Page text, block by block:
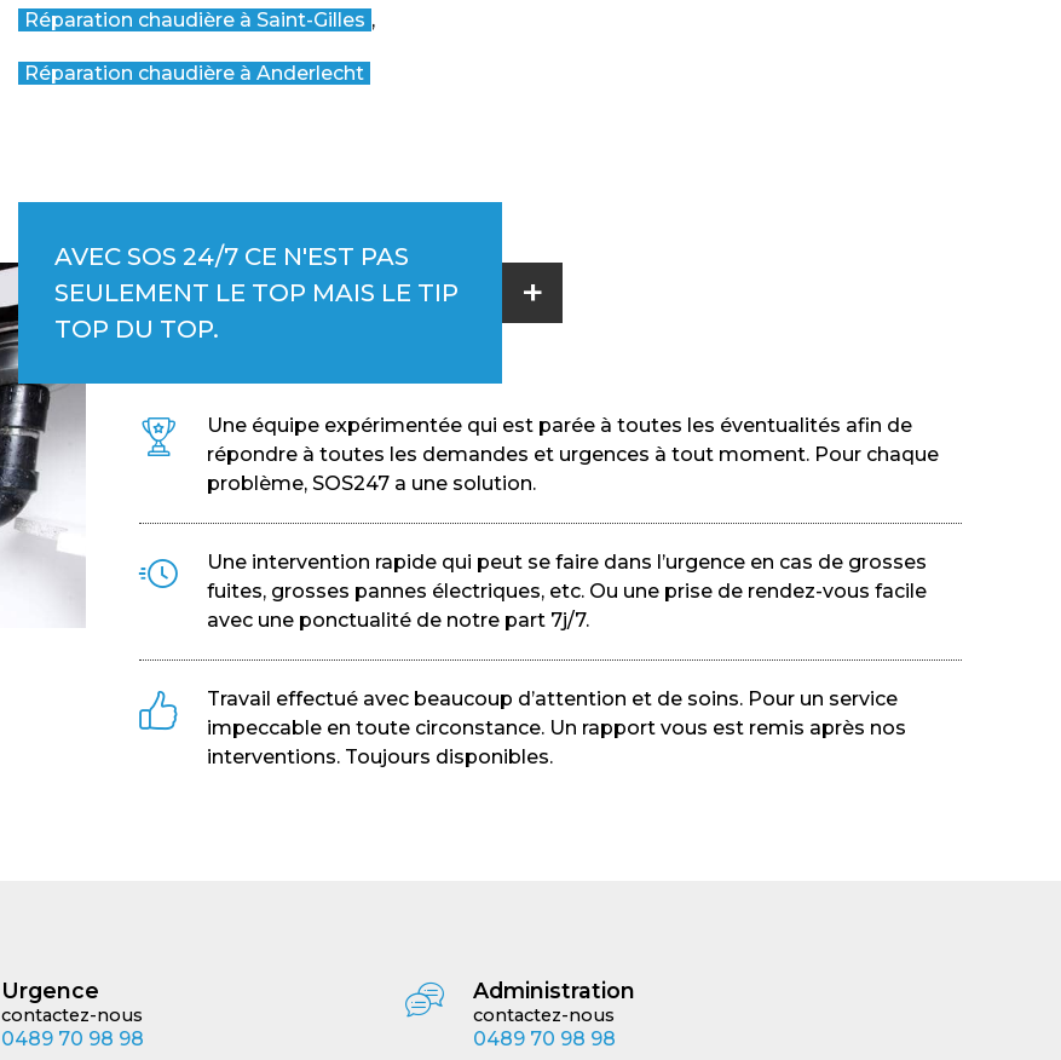
Réparation chaudière à Saint-Gilles ,
Réparation chaudière à Anderlecht
AVEC SOS 24/7 CE N'EST PAS
SEULEMENT LE TOP MAIS LE TIP
TOP DU TOP.
+
Une équipe expérimentée qui est parée à toutes les éventualités afin de
répondre à toutes les demandes et urgences à tout moment. Pour chaque
problème, SOS247 a une solution.
Une intervention rapide qui peut se faire dans l’urgence en cas de grosses
fuites, grosses pannes électriques, etc. Ou une prise de rendez-vous facile
avec une ponctualité de notre part 7j/7.
Travail effectué avec beaucoup d’attention et de soins. Pour un service
impeccable en toute circonstance. Un rapport vous est remis après nos
interventions. Toujours disponibles.
Urgence
contactez-nous
0489 70 98 98
Administration
contactez-nous
0489 70 98 98